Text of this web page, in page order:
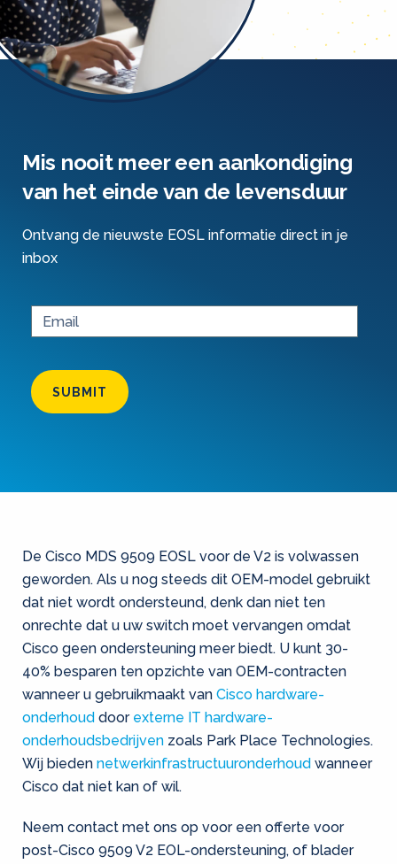
Mis nooit meer een aankondiging
van het einde van de levensduur
Ontvang de nieuwste EOSL informatie direct in je
inbox
SUBMIT
De Cisco MDS 9509 EOSL voor de V2 is volwassen
geworden. Als u nog steeds dit OEM-model gebruikt
dat niet wordt ondersteund, denk dan niet ten
onrechte dat u uw switch moet vervangen omdat
Cisco geen ondersteuning meer biedt. U kunt 30-
40% besparen ten opzichte van OEM-contracten
wanneer u gebruikmaakt van Cisco hardware-
onderhoud door externe IT hardware-
onderhoudsbedrijven zoals Park Place Technologies.
Wij bieden netwerkinfrastructuuronderhoud wanneer
Cisco dat niet kan of wil.
Neem contact met ons op voor een offerte voor
post-Cisco 9509 V2 EOL-ondersteuning, of blader